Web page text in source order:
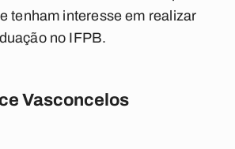
tenham interesse em realizar
no IFPB.
Vasconcelos